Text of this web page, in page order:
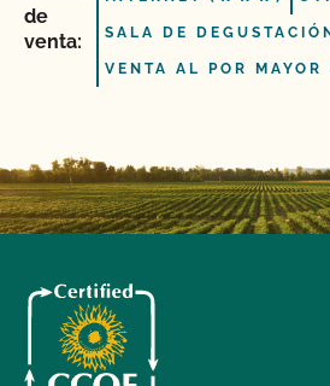
de
venta:
SALA DE
VENTA AL POR MAYOR